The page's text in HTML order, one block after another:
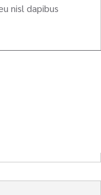
nisl dapibus